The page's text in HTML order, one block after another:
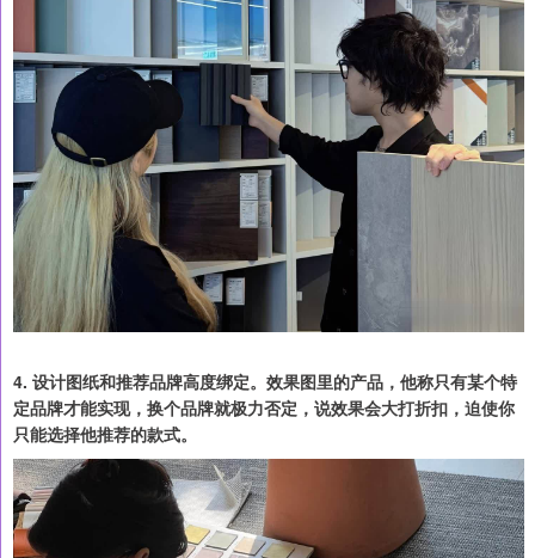
4. 设计图纸和推荐品牌高度绑定。效果图里的产品，他称只有某个特
定品牌才能实现，换个品牌就极力否定，说效果会大打折扣，迫使你
只能选择他推荐的款式。